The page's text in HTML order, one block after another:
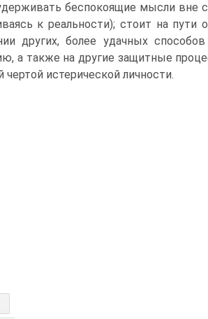
беспокоящие мысли вне
к реальности); стоит на пути
других, более удачных способов
а также на другие защитные
истерической личности.